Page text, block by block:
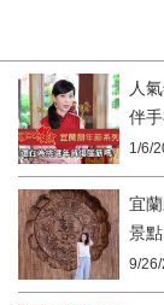
人
伴
1/6/
宜
景
9/